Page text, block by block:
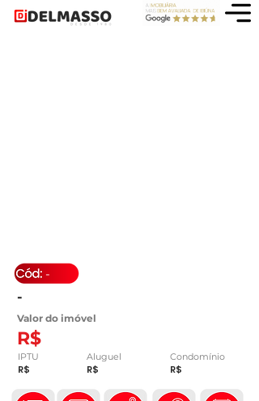
-
Valor do imóvel
R$
-
IPTU
R$
Aluguel Condomínio
R$ R$